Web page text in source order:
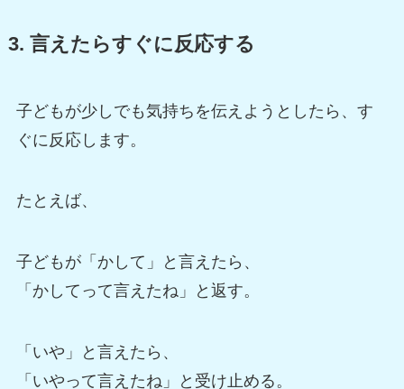
3. 言えたらすぐに反応する
子どもが少しでも気持ちを伝えようとしたら、す
ぐに反応します。
たとえば、
子どもが「かして」と言えたら、
「かしてって言えたね」と返す。
「いや」と言えたら、
「いやって言えたね」と受け止める。